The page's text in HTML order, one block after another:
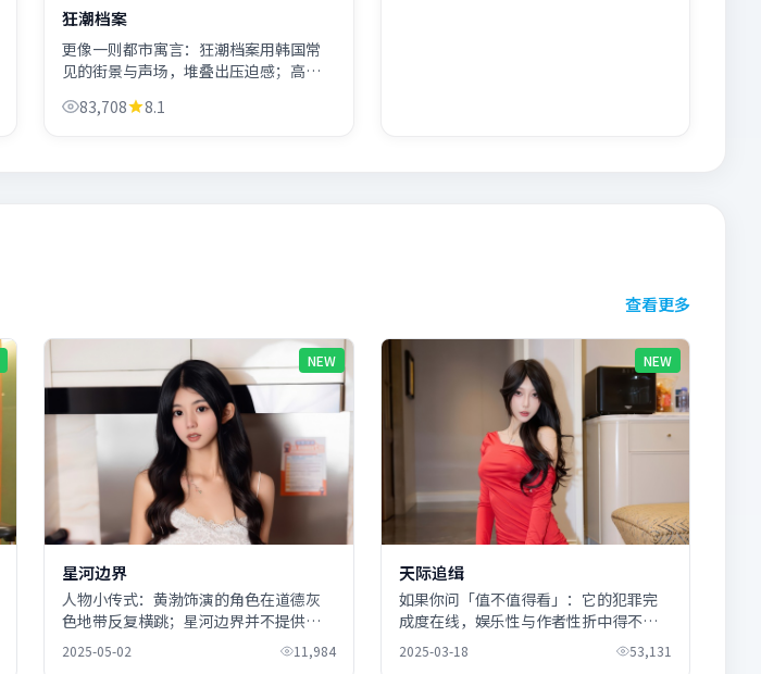
狂潮档案
更像一则都市寓言：狂潮档案用韩国常
见的街景与声场，堆叠出压迫感；高潮
智。83,708 8.1
查看更多
NEW
星河边界
人物小传式：黄渤饰演的角色在道德灰
色地带反复横跳；星河边界并不提供标
准答案，只把困境摊开给观众。
2025-05-02 11,984
NEW
天际追缉
如果你问「值不值得看」：它的犯罪完
成度在线，娱乐性与作者性折中得不
错；全度妍的配角线意外抢戏。
2025-03-18 53,131